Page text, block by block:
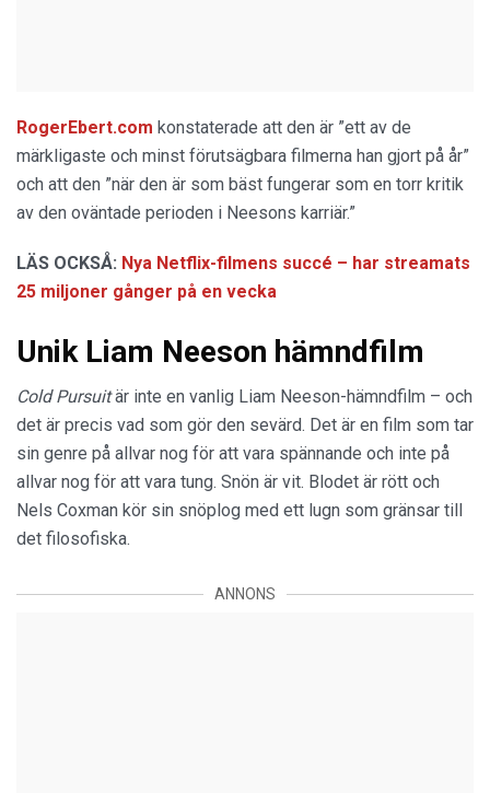
RogerEbert.com konstaterade att den är ”ett av de
märkligaste och minst förutsägbara filmerna han gjort på år”
och att den ”när den är som bäst fungerar som en torr kritik
av den oväntade perioden i Neesons karriär.”
LÄS OCKSÅ: Nya Netflix-filmens succé – har streamats
25 miljoner gånger på en vecka
Unik Liam Neeson hämndfilm
Cold Pursuitär inte en vanlig Liam Neeson-hämndfilm – och
det är precis vad som gör den sevärd. Det är en film som tar
sin genre på allvar nog för att vara spännande och inte på
allvar nog för att vara tung. Snön är vit. Blodet är rött och
Nels Coxman kör sin snöplog med ett lugn som gränsar till
det filosofiska.
ANNONS